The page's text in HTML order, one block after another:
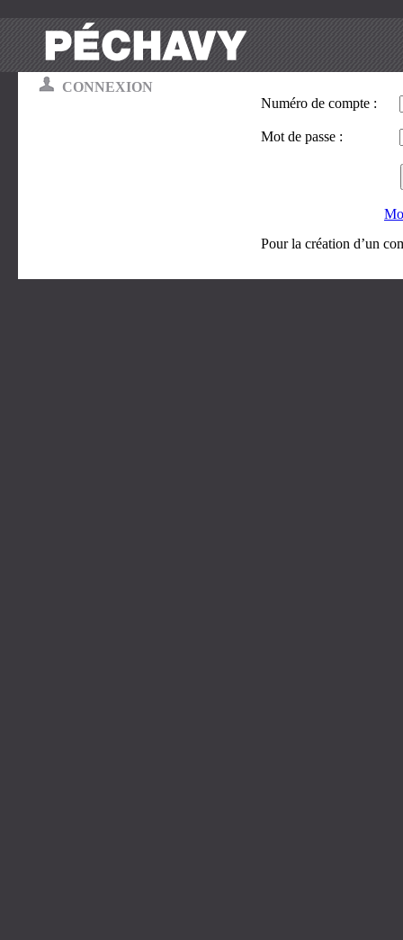
CONNEXION
Numéro de compte :
Mot de passe :
Pour la création d’un